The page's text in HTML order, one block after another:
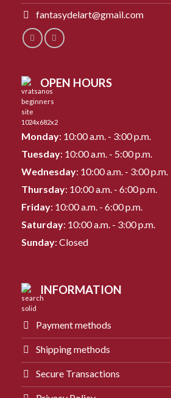
fantasydelart@gmail.com
OPEN HOURS
Monday: 10:00 a.m. - 3:00 p.m.
Tuesday: 10:00 a.m. - 5:00 p.m.
Wednesday: 10:00 a.m. - 3:00 p.m.
Thursday: 10:00 a.m. - 6:00 p.m.
Friday: 10:00 a.m. - 6:00 p.m.
Saturday: 10:00 a.m. - 3:00 p.m.
Sunday: Closed
INFORMATION
Payment methods
Shipping methods
Secure Transactions